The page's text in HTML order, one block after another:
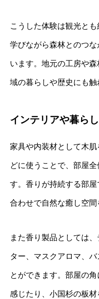
こうした体験は観光と
学びながら森林とのつ
います。地元の工房や
域の暮らしや歴史にも触
インテリアや暮ら
家具や内装材として木
どに使うことで、部屋
す。香りが持続する部
合わせで自然な癒し空間
また香り製品としては
ター、マスクアロマ、
とができます。部屋の
感じたり、小国杉の板